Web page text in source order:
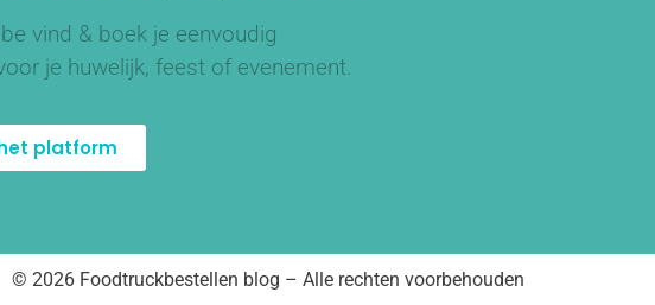
vind & boek je eenvoudig
je huwelijk, feest of evenement.
platform
© 2026 Foodtruckbestellen blog – Alle rechten voorbehouden